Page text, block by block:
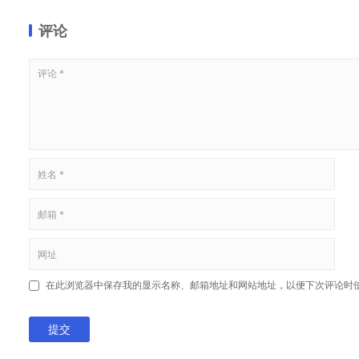
评论
在此浏览器中保存我的显示名称、邮箱地址和网站地址，以便下次评论时
提交